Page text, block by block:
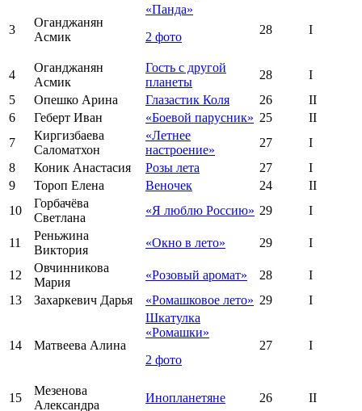
3
Оганджанян
Асмик
«Панда»
2 фото
28 I
4
Оганджанян
Асмик
Гость с другой
планеты
28
I
5
Опешко Арина Глазастик Коля 26
II
6
Геберт Иван «Боевой парусник» 25
II
7
Киргизбаева
Саломатхон
«Летнее
настроение»
27
I
8
Коник Анастасия Розы лета 27
I
9
Тороп Елена Веночек 24
II
10
Горбачёва
Светлана
«Я люблю Россию» 29 I
11
Реньжина
Виктория
«Окно в лето» 29 I
12
Овчинникова
Мария
«Розовый аромат» 28
I
13
Захаркевич Дарья «Ромашковое лето» 29 I
14 Матвеева Алина
Шкатулка
«Ромашки»
2 фото
27 I
15
Мезенова
Александра
Инопланетяне 26
II